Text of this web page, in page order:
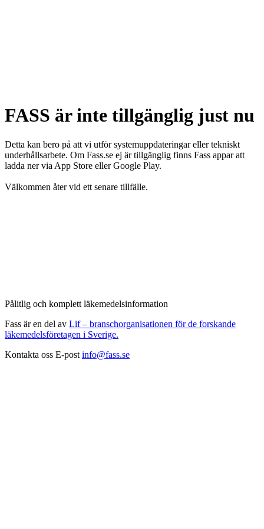
FASS är inte tillgänglig just nu
Detta kan bero på att vi utför systemuppdateringar eller tekniskt
underhållsarbete. Om Fass.se ej är tillgänglig finns Fass appar att
ladda ner via App Store eller Google Play.
Välkommen åter vid ett senare tillfälle.
Pålitlig och komplett läkemedelsinformation
Fass är en del av Lif – branschorganisationen för de forskande
läkemedelsföretagen i Sverige.
Kontakta oss E-post info@fass.se